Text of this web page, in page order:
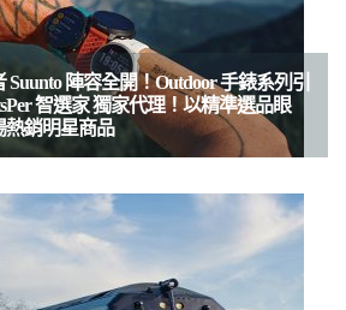
陣容全開！Outdoor 手錶系列引
智選家 獨家代理！以精準選品眼
熱銷明星商品